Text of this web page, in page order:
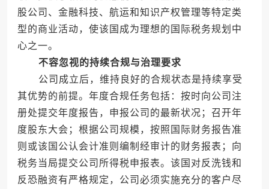
股公司、金融科技、航运和知识产权管理等特定类
型的商业活动，使该国成为理想的国际税务规划中
心之一。
不容忽视的持续合规与治理要求
公司成立后，维持良好的合规状态是持续享受
其优势的前提。年度合规任务包括：按时向公司注
册处提交年度报告，申报公司的最新状况；召开年
度股东大会；根据公司规模，按照国际财务报告准
则或该国公认会计准则编制经审计的财务报表；向
税务当局提交公司所得税申报表。该国对反洗钱和
反恐融资有严格规定，公司必须实施充分的客户尽